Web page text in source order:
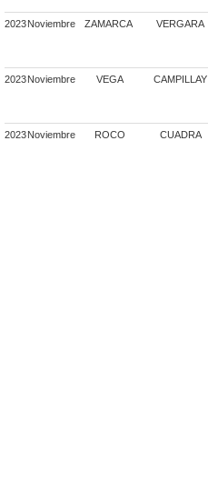
2023Noviembre ZAMARCA VERGARA
2023Noviembre VEGA CAMPILLAY
2023Noviembre ROCO CUADRA